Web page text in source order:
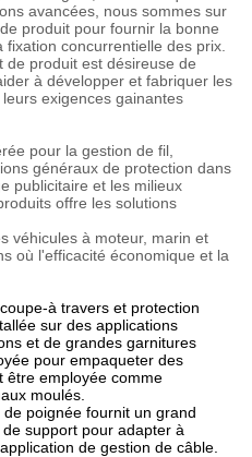
avancées, nous sommes sur
produit pour fournir la bonne
concurrentielle des prix.
de produit est désireuse de
à développer et fabriquer les
exigences gainantes
pour la gestion de fil,
généraux de protection dans
publicitaire et les milieux
offre les solutions
véhicules à moteur, marin et
où l'efficacité économique et la
à travers et protection
sur des applications
et de grandes garnitures
pour empaqueter des
être employée comme
moulés.
poignée fournit un grand
support pour adapter à
de gestion de câble.